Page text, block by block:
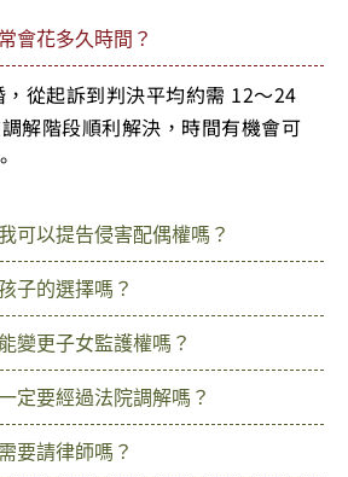
會花多久時間？
從起訴到判決平均約需 12～24
解階段順利解決，時間有機會可
可以提告侵害配偶權嗎？
子的選擇嗎？
變更子女監護權嗎？
定要經過法院調解嗎？
要請律師嗎？